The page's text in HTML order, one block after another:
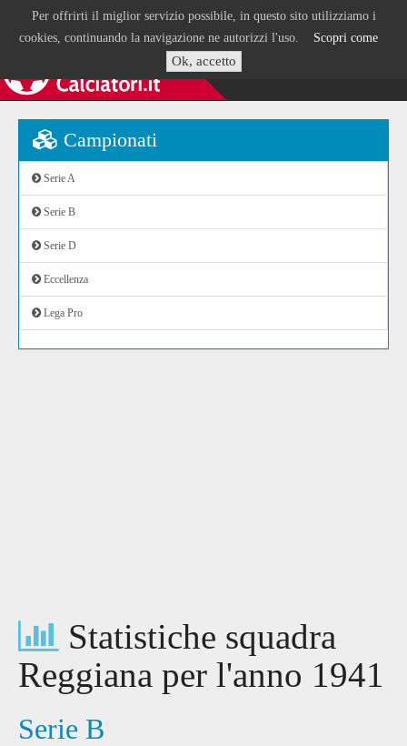
Per offrirti il miglior servizio possibile, in questo sito utilizziamo i
cookies, continuando la navigazione ne autorizzi l'uso. Scopri come
Ok, accetto
Campionati
Serie A
Serie B
Serie D
Eccellenza
Lega Pro
Statistiche squadra
Reggiana per l'anno 1941
Serie B